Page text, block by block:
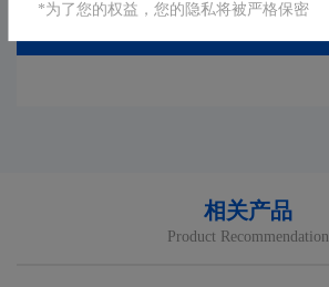
相关产品
Product Recommendation
*为了您的权益，您的隐私将被严格保密